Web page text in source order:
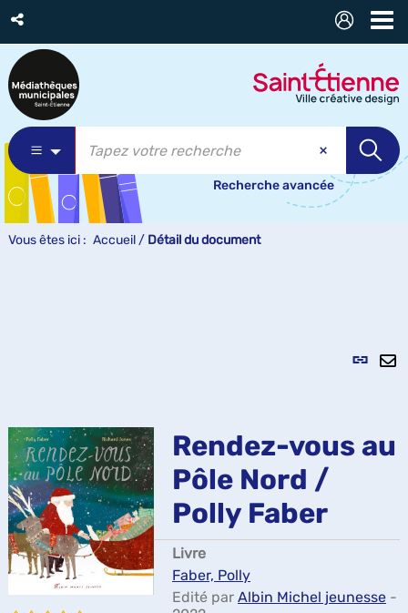
Recherche avancée
Vous êtes ici : Accueil / Détail du document
Lien
Rendez-vous au
Pôle Nord /
Polly Faber
Livre
Faber, Polly
Edité par Albin Michel jeunesse -